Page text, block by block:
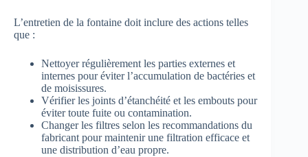
L’entretien de la fontaine doit inclure des actions telles
que :
Nettoyer régulièrement les parties externes et
internes pour éviter l’accumulation de bactéries et
de moisissures.
Vérifier les joints d’étanchéité et les embouts pour
éviter toute fuite ou contamination.
Changer les filtres selon les recommandations du
fabricant pour maintenir une filtration efficace et
une distribution d’eau propre.